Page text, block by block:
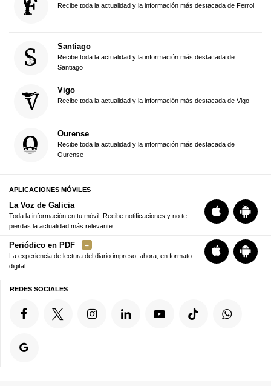
Recibe toda la actualidad y la información más destacada de Ferrol
Santiago
Recibe toda la actualidad y la información más destacada de
Santiago
Vigo
Recibe toda la actualidad y la información más destacada de Vigo
Ourense
Recibe toda la actualidad y la información más destacada de
Ourense
APLICACIONES MÓVILES
La Voz de Galicia
Toda la información en tu móvil. Recibe notificaciones y no te
pierdas la actualidad más relevante
Periódico en PDF
La experiencia de lectura del diario impreso, ahora, en formato
digital
REDES SOCIALES